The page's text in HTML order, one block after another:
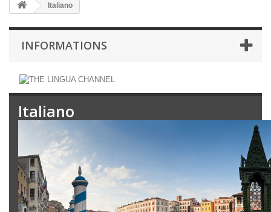
Italiano
INFORMATIONS
Italiano